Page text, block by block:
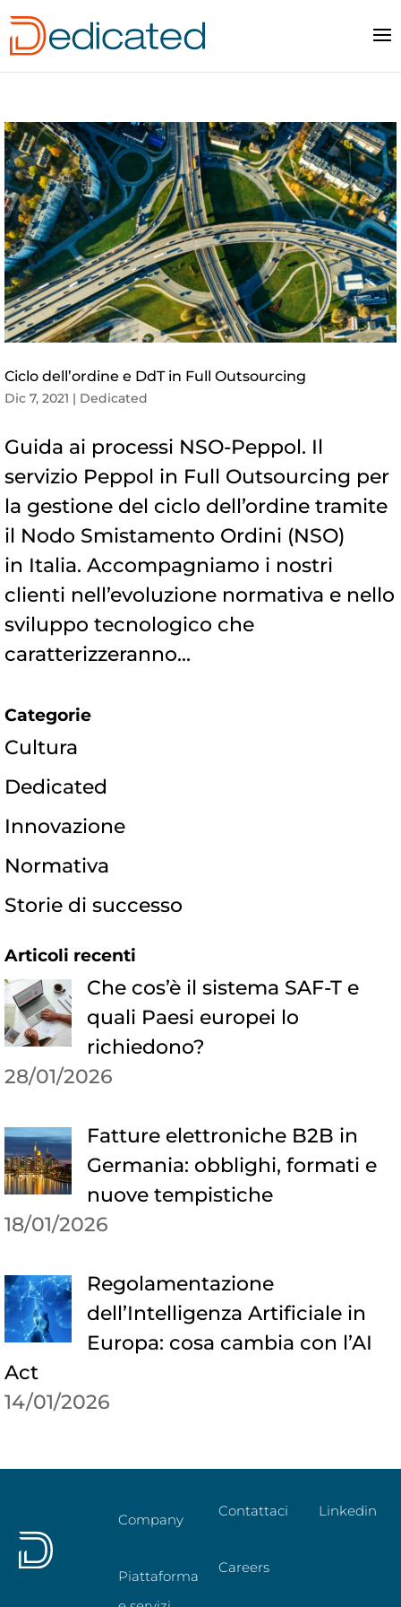
Ciclo dell’ordine e DdT in Full Outsourcing
Dic 7, 2021 | Dedicated
Guida ai processi NSO-Peppol. Il
servizio Peppol in Full Outsourcing per
la gestione del ciclo dell’ordine tramite
il Nodo Smistamento Ordini (NSO)
in Italia. Accompagniamo i nostri
clienti nell’evoluzione normativa e nello
sviluppo tecnologico che
caratterizzeranno...
Categorie
Cultura
Dedicated
Innovazione
Normativa
Storie di successo
Articoli recenti
Che cos’è il sistema SAF-T e
quali Paesi europei lo
richiedono?
28/01/2026
Fatture elettroniche B2B in
Germania: obblighi, formati e
nuove tempistiche
18/01/2026
Regolamentazione
dell’Intelligenza Artificiale in
Europa: cosa cambia con l’AI
Act
14/01/2026
Company
Piattaforma
Contattaci
Careers
Linkedin